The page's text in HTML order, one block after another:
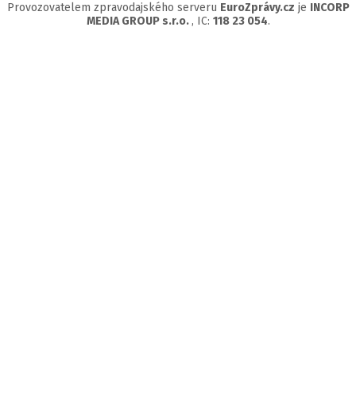
Provozovatelem zpravodajského serveru EuroZprávy.cz je INCORP
MEDIA GROUP s.r.o. , IC: 118 23 054.